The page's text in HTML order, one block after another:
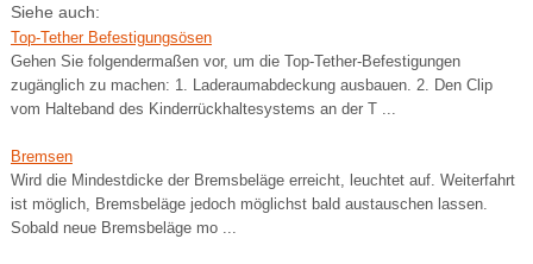
Siehe auch:
Top-Tether Befestigungsösen
Gehen Sie folgendermaßen vor, um die Top-Tether-Befestigungen
zugänglich zu machen: 1. Laderaumabdeckung ausbauen. 2. Den Clip
vom Halteband des Kinderrückhaltesystems an der T ...
Bremsen
Wird die Mindestdicke der Bremsbeläge erreicht, leuchtet auf. Weiterfahrt
ist möglich, Bremsbeläge jedoch möglichst bald austauschen lassen.
Sobald neue Bremsbeläge mo ...